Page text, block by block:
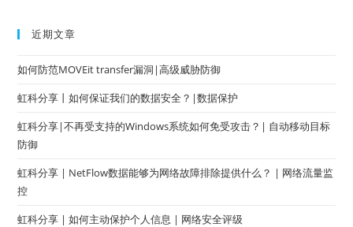
近期文章
如何防范MOVEit transfer漏洞|高级威胁防御
虹科分享丨如何保证我们的数据安全？|数据保护
虹科分享|不再受支持的Windows系统如何免受攻击？| 自动移动目标
防御
虹科分享 | NetFlow数据能够为网络故障排除提供什么？ | 网络流量监
控
虹科分享 | 如何主动保护个人信息 | 网络安全评级